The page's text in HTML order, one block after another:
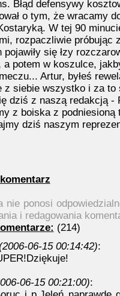
Błąd defensywy
o tym, że wracamy
W tej 90
rozpaczliwie próbując
pojawiły się łzy
a potem w koszulce,
Artur, byłeś
z siebie wszystko i za
dziś z naszą redakcją -
z boiska z
dziś naszym
nie ponosi
i redagowania
(214)
06-15 00:14:42):
06-15 00:21:00):